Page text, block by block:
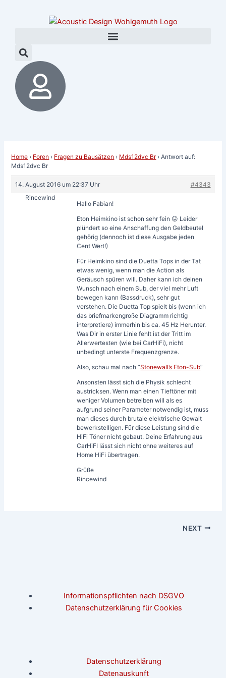
Home › Foren › Fragen zu Bausätzen › Mds12dvc Br › Antwort auf:
Mds12dvc Br
14. August 2016 um 22:37 Uhr
#4343
Rincewind
Hallo Fabian!
Eton Heimkino ist schon sehr fein 😛 Leider
plündert so eine Anschaffung den Geldbeutel
gehörig (dennoch ist diese Ausgabe jeden
Cent Wert!)
Für Heimkino sind die Duetta Tops in der Tat
etwas wenig, wenn man die Action als
Geräusch spüren will. Daher kann ich deinen
Wunsch nach einem Sub, der viel mehr Luft
bewegen kann (Bassdruck), sehr gut
verstehen. Die Duetta Top spielt bis (wenn ich
das briefmarkengroße Diagramm richtig
interpretiere) immerhin bis ca. 45 Hz Herunter.
Was Dir in erster Linie fehlt ist der Tritt im
Allerwertesten (wie bei CarHiFi), nicht
unbedingt unterste Frequenzgrenze.
Also, schau mal nach “Stonewall’s Eton-Sub”
Ansonsten lässt sich die Physik schlecht
austricksen. Wenn man einen Tieftöner mit
weniger Volumen betreiben will als es
aufgrund seiner Parameter notwendig ist, muss
man dieses durch brutale elektrische Gewalt
bewerkstelligen. Für diese Leistung sind die
HiFi Töner nicht gebaut. Deine Erfahrung aus
CarHiFI lässt sich nicht ohne weiteres auf
Home HiFi übertragen.
Grüße
Rincewind
NEXT
Informationspflichten nach DSGVO
Datenschutzerklärung für Cookies
Datenschutzerklärung
Datenauskunft